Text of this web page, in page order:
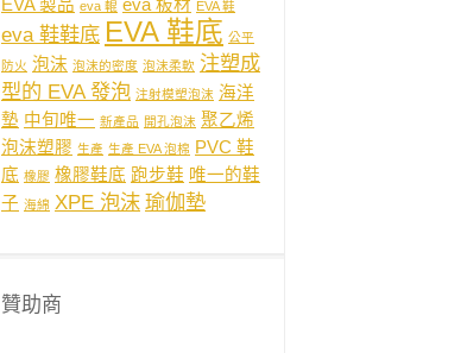
EVA 製品 eva 輥 eva 板材 EVA 鞋
eva 鞋鞋底 EVA 鞋底 公平
防火 泡沫 泡沫的密度 泡沫柔軟 注塑成
型的 EVA 發泡 注射模塑泡沫 海洋
墊 中旬唯一 新產品 開孔泡沫 聚乙烯
泡沫塑膠 生產 生產 EVA 泡棉 PVC 鞋
底 橡膠 橡膠鞋底 跑步鞋 唯一的鞋
子 海綿 XPE 泡沫 瑜伽墊
贊助商